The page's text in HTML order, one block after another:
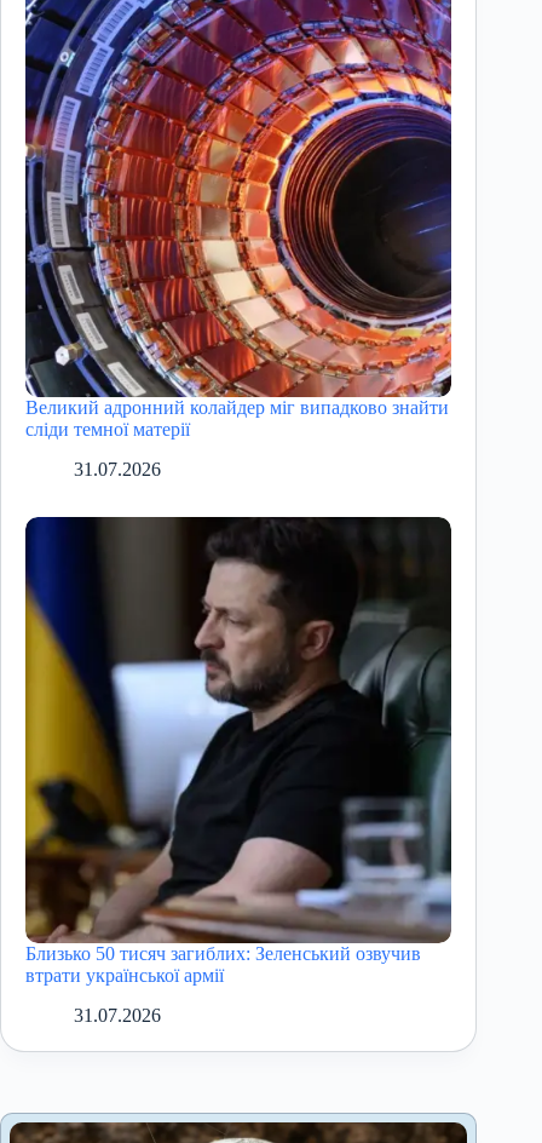
Великий адронний колайдер міг випадково знайти
сліди темної матерії
31.07.2026
Близько 50 тисяч загиблих: Зеленський озвучив
втрати української армії
31.07.2026